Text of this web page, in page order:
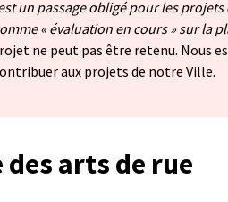
un passage obligé pour les
« évaluation en cours » sur la
ne peut pas être retenu. Nous
aux projets de notre Ville.
des arts de rue